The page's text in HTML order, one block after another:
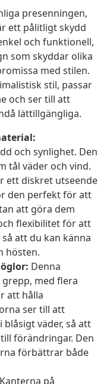
presenningen,
ett pålitligt skydd
och funktionell,
som skyddar olika
med stilen.
stil, passar
och ser till att
lättillgängliga.
och synlighet. Den
tål väder och vind.
ett diskret utseende
den perfekt för att
att göra dem
flexibilitet för att
att du kan känna
hösten.
Denna
med flera
att hålla
ser till att
väder, så att
förändringar. Den
förbättrar både
Kanterna på